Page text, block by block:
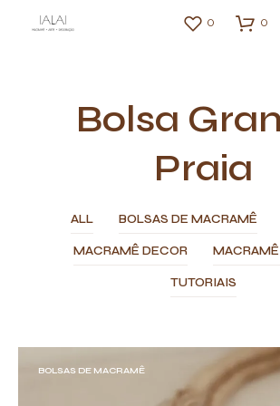
0 0
Bolsa
Praia
ALL BOLSAS DE MACRAMÊ
MACRAMÊ DECOR MACRAMÊ
TUTORIAIS
BOLSAS DE MACRAMÊ